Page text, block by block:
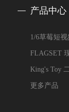
产品中心
1/6草莓短
FLAGSET
King's Toy
更多产品